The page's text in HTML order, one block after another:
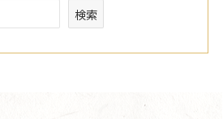
検索